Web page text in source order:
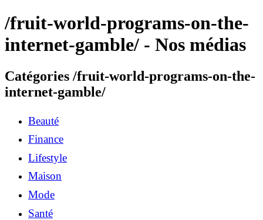
/fruit-world-programs-on-the-
internet-gamble/ - Nos médias
Catégories /fruit-world-programs-on-the-
internet-gamble/
Beauté
Finance
Lifestyle
Maison
Mode
Santé